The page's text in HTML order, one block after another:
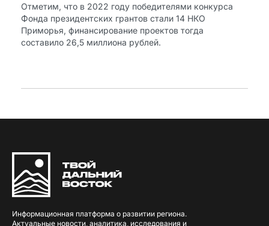
​Отметим, что в 2022 году победителями конкурса
Фонда президентских грантов стали 14 НКО
Приморья, финансирование проектов тогда
составило 26,5 миллиона рублей.
Информационная платформа о развитии региона.
Актуальные новости, аналитика, исследования и